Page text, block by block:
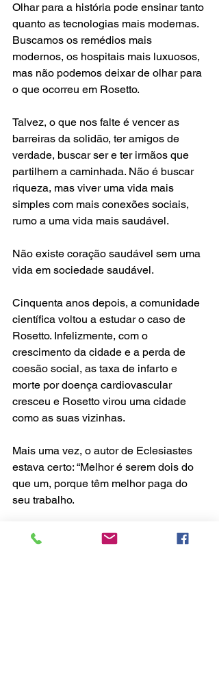
Olhar para a história pode ensinar tanto
quanto as tecnologias mais modernas.
Buscamos os remédios mais
modernos, os hospitais mais luxuosos,
mas não podemos deixar de olhar para
o que ocorreu em Rosetto.
Talvez, o que nos falte é vencer as
barreiras da solidão, ter amigos de
verdade, buscar ser e ter irmãos que
partilhem a caminhada. Não é buscar
riqueza, mas viver uma vida mais
simples com mais conexões sociais,
rumo a uma vida mais saudável.
Não existe coração saudável sem uma
vida em sociedade saudável.
Cinquenta anos depois, a comunidade
científica voltou a estudar o caso de
Rosetto. Infelizmente, com o
crescimento da cidade e a perda de
coesão social, as taxa de infarto e
morte por doença cardiovascular
cresceu e Rosetto virou uma cidade
como as suas vizinhas.
Mais uma vez, o autor de Eclesiastes
estava certo: “Melhor é serem dois do
que um, porque têm melhor paga do
seu trabalho.
Porque se um cair, o outro levanta o
seu companheiro; mas ai do que